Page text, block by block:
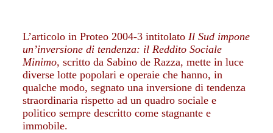
L’articolo in Proteo 2004-3 intitolatoIl Sud impone
un’inversione di tendenza: il Reddito Sociale
Minimo, scritto da Sabino de Razza, mette in luce
diverse lotte popolari e operaie che hanno, in
qualche modo, segnato una inversione di tendenza
straordinaria rispetto ad un quadro sociale e
politico sempre descritto come stagnante e
immobile.